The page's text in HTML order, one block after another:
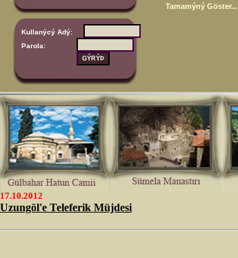
Tamamýný Göster...
Kullanýcý Adý:
Parola:
17.10.2012
Uzungöl'e Teleferik Müjdesi